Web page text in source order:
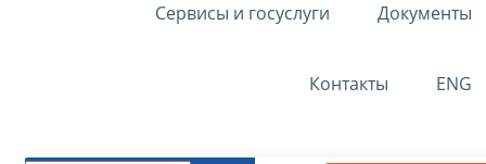
Сервисы и госуслуги Документы
Контакты ENG